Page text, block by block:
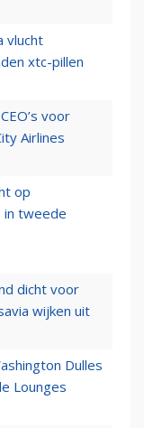
vlucht
xtc-pillen
voor
Airlines
op
in tweede
dicht voor
wijken uit
Dulles
Lounges